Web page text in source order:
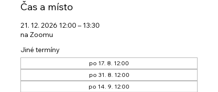
Čas a místo
21. 12. 2026 12:00 – 13:30
na Zoomu
Jiné termíny
po 17. 8. 12:00
po 31. 8. 12:00
po 14. 9. 12:00